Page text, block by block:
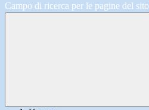
Campo di ricerca per le pagine del sito